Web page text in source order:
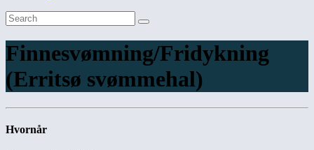
Finnesvømning/Fridykning
(Erritsø svømmehal)
Hvornår